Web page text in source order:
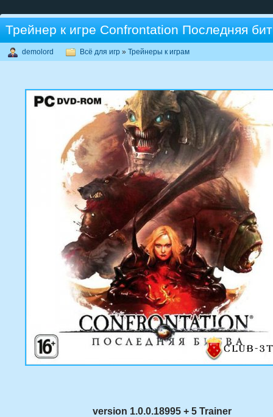
Трейнер к игре Confrontation Последняя
demolord Всё для игр » Трейнеры к играм
version 1.0.0.18995 + 5 Trainer